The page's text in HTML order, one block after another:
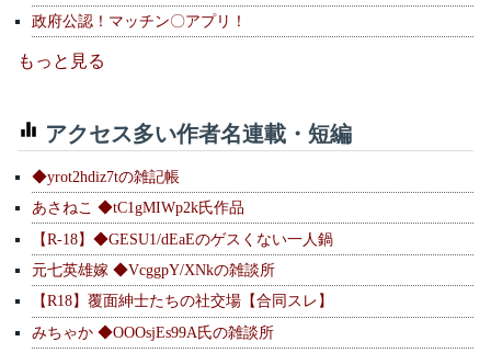
政府公認！マッチン〇アプリ！
もっと見る
アクセス多い作者名連載・短編
◆yrot2hdiz7tの雑記帳
あさねこ ◆tC1gMIWp2k氏作品
【R-18】◆GESU1/dEaEのゲスくない一人鍋
元七英雄嫁 ◆VcggpY/XNkの雑談所
【R18】覆面紳士たちの社交場【合同スレ】
みちゃか ◆OOOsjEs99A氏の雑談所